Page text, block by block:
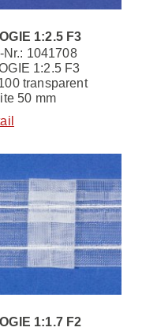
1:2.5 F3
Nr.: 1041708
1:2.5 F3
transparent
50 mm
1:1.7 F2